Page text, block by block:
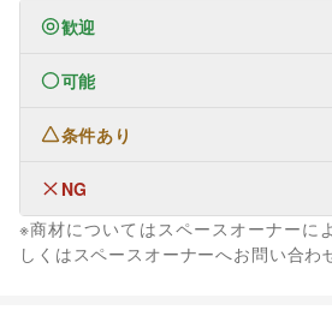
歓迎
なし可能
生活サービス
電気・ガス
学習教材・通信教育
エンタメ・ガジェット
条件あり
フード・飲食
スイーツ・洋菓子/和菓子/軽食・ホ
コーヒー・紅茶/その他飲料/ 物産展
キッチンカー・移動販売/その他フ
NG
ファッション
メンズファッション レディースフ
※商材についてはスペースオーナーに
しくはスペースオーナーへお問い合わ